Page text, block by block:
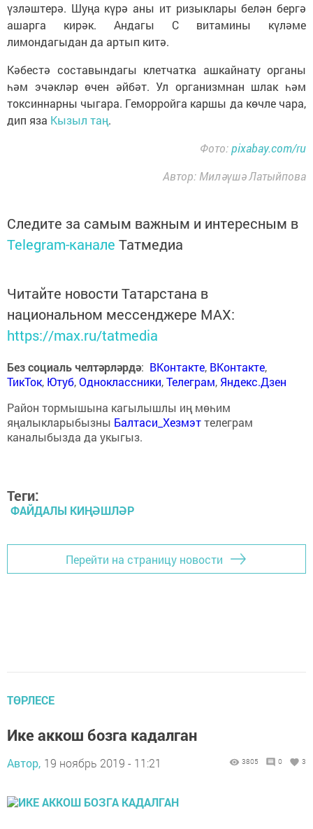
үзләштерә. Шуңа күрә аны ит ризыклары белән бергә
ашарга кирәк. Андагы С витамины күләме
лимондагыдан да артып китә.
Кәбестә составындагы клетчатка ашкайнату органы
һәм эчәкләр өчен әйбәт. Ул организмнан шлак һәм
токсиннарны чыгара. Геморройга каршы да көчле чара,
дип яза Кызыл таң.
Фото:pixabay.com/ru
Автор: Миләүшә Латыйпова
Следите за самым важным и интересным в
Telegram-канале Татмедиа
Читайте новости Татарстана в
национальном мессенджере MАХ:
https://max.ru/tatmedia
Без социаль челтәрләрдә: ВКонтакте, ВКонтакте,
ТикТок, Ютуб,Одноклассники,Телеграм, Яндекс.Дзен
Район тормышына кагылышлы иң мөһим
яңалыкларыбызны Балтаси_Хезмэттелеграм
каналыбызда да укыгыз.
Теги:
ФАЙДАЛЫ КИҢӘШЛӘР
Перейти на страницу новости
ТӨРЛЕСЕ
Ике аккош бозга кадалган
Автор, 19 ноябрь 2019 - 11:21 3805 0 3